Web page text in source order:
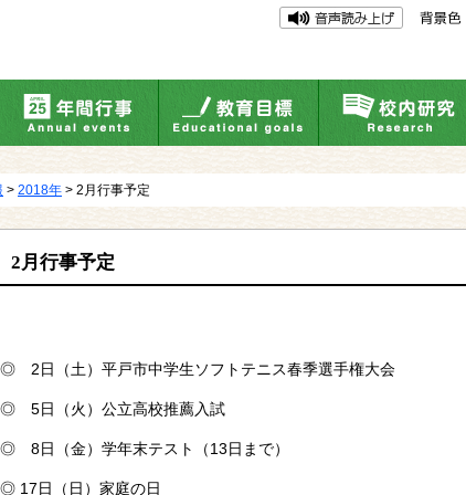
> 2018年 > 2月行事予定
2月行事予定
◎ 2日（土）平戸市中学生ソフトテニス春季選手権大会
◎ 5日（火）公立高校推薦入試
◎ 8日（金）学年末テスト（13日まで）
◎ 17日（日）家庭の日